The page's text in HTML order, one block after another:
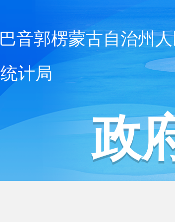
巴音郭楞蒙古自治州
统计局
政